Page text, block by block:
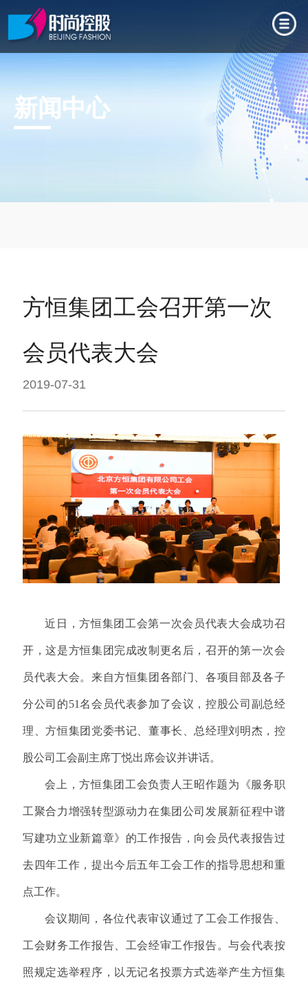
新闻中心
方恒集团工会召开第一次
会员代表大会
2019-07-31
近日，方恒集团工会第一次会员代表大会成功召
开，这是方恒集团完成改制更名后，召开的第一次会
员代表大会。来自方恒集团各部门、各项目部及各子
分公司的51名会员代表参加了会议，控股公司副总经
理、方恒集团党委书记、董事长、总经理刘明杰，控
股公司工会副主席丁悦出席会议并讲话。
会上，方恒集团工会负责人王昭作题为《服务职
工聚合力增强转型源动力在集团公司发展新征程中谱
写建功立业新篇章》的工作报告，向会员代表报告过
去四年工作，提出今后五年工会工作的指导思想和重
点工作。
会议期间，各位代表审议通过了工会工作报告、
工会财务工作报告、工会经审工作报告。与会代表按
照规定选举程序，以无记名投票方式选举产生方恒集